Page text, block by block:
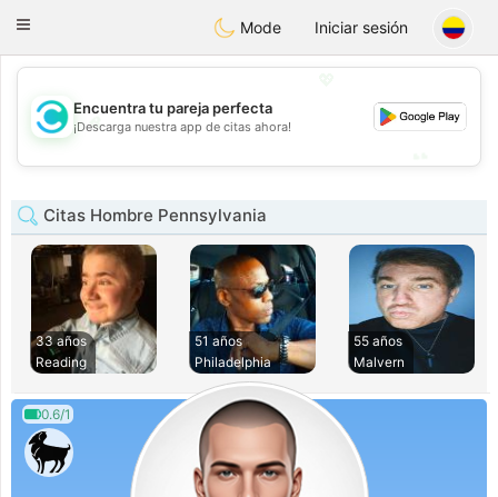
olombiaCitas
Toggle
Mode Iniciar sesión
💖
💕
Encuentra tu pareja perfecta
¡Descarga nuestra app de citas ahora!
Citas Hombre Pennsylvania
33 años
Reading
51 años
Philadelphia
55 años
Malvern
0.6/1